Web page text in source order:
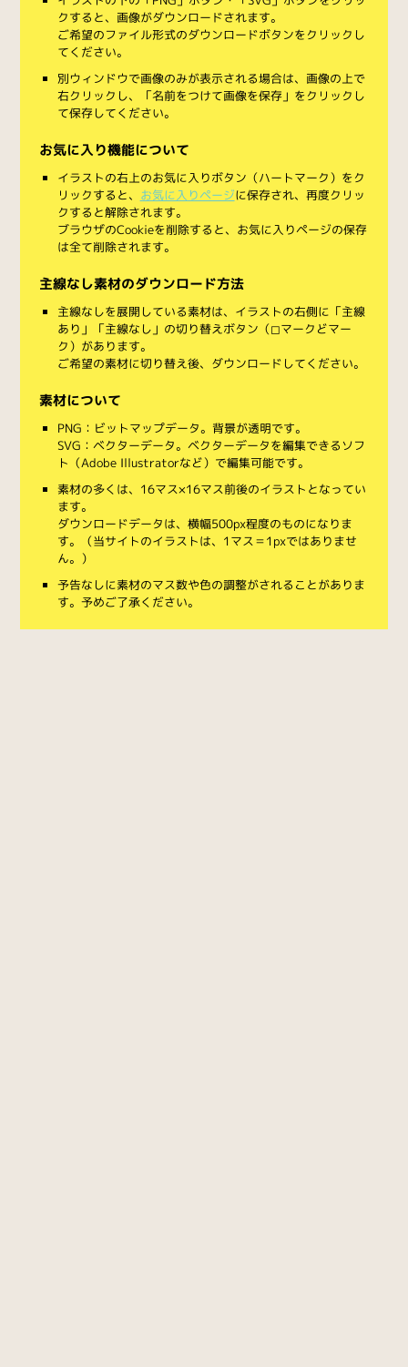
クすると、画像がダウンロードされます。
ご希望のファイル形式のダウンロードボタンをクリックし
てください。
別ウィンドウで画像のみが表示される場合は、画像の上で
右クリックし、「名前をつけて画像を保存」をクリックし
て保存してください。
お気に入り機能について
イラストの右上のお気に入りボタン（ハートマーク）をク
リックすると、 お気に入りページに保存され、再度クリッ
クすると解除されます。
ブラウザのCookieを削除すると、お気に入りページの保存
は全て削除されます。
主線なし素材のダウンロード方法
主線なしを展開している素材は、イラストの右側に「主線
あり」「主線なし」の切り替えボタン（◻︎マークと◼︎マー
ク）があります。
ご希望の素材に切り替え後、ダウンロードしてください。
素材について
PNG：ビットマップデータ。背景が透明です。
SVG：ベクターデータ。ベクターデータを編集できるソフ
ト（Adobe Illustratorなど）で編集可能です。
素材の多くは、16マス×16マス前後のイラストとなってい
ます。
ダウンロードデータは、横幅500px程度のものになりま
す。（当サイトのイラストは、1マス＝1pxではありませ
ん。）
予告なしに素材のマス数や色の調整がされることがありま
す。予めご了承ください。